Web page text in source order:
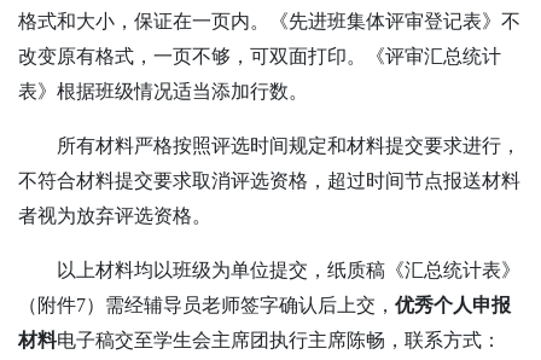
格式和大小，保证在一页内。《先进班集体评审登记表》不
改变原有格式，一页不够，可双面打印。《评审汇总统计
表》根据班级情况适当添加行数。
所有材料严格按照评选时间规定和材料提交要求进行，
不符合材料提交要求取消评选资格，超过时间节点报送材料
者视为放弃评选资格。
以上材料均以班级为单位提交，纸质稿《汇总统计表》
（附件7）需经辅导员老师签字确认后上交， 优秀个人申报
材料电子稿交至学生会主席团执行主席陈畅，联系方式：